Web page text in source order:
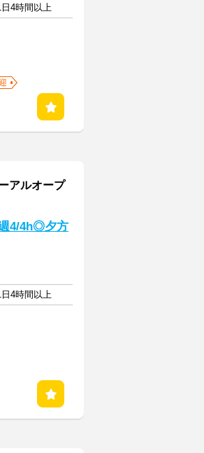
4時間以上
アルオープ
週4/4h◎夕方
4時間以上